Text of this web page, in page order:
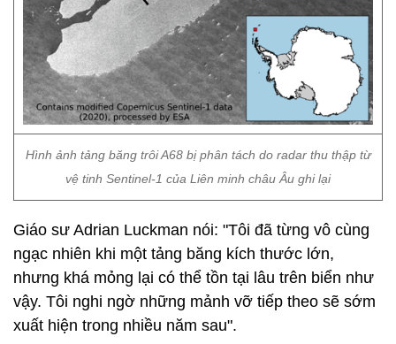
Hình ảnh tảng băng trôi A68 bị phân tách do radar thu thập từ
vệ tinh Sentinel-1 của Liên minh châu Âu ghi lại
Giáo sư Adrian Luckman nói: "Tôi đã từng vô cùng
ngạc nhiên khi một tảng băng kích thước lớn,
nhưng khá mỏng lại có thể tồn tại lâu trên biển như
vậy. Tôi nghi ngờ những mảnh vỡ tiếp theo sẽ sớm
xuất hiện trong nhiều năm sau".